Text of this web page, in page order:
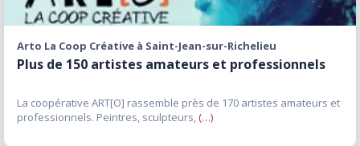
l’un des plus importants sites historiques du
Québec. Accessible en traversier, il permet de
découvrir l’histoire militaire de la région. Le
Musée du Haut-Richelieu demeure un
de culture. Le Vieux-Saint-Jean attire les
Arto La Coop Créative à Saint-Jean-sur-Richelieu
Plus de 150 artistes amateurs et professionnels
La coopérative ART[O] rassemble près de 170 artistes amateurs et
professionnels. Peintres, sculpteurs, (…)